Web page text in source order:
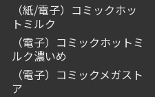
（紙/電子）コミックホッ
トミルク
（電子）コミックホットミ
ルク濃いめ
（電子）コミックメガスト
ア